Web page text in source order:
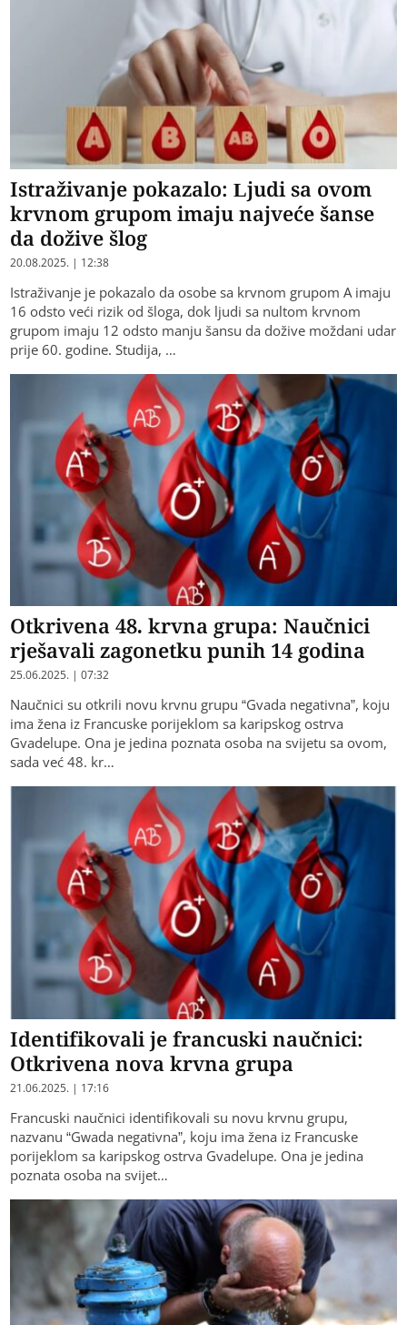
Istraživanje pokazalo: Ljudi sa ovom
krvnom grupom imaju najveće šanse
da dožive šlog
20.08.2025. | 12:38
Istraživanje je pokazalo da osobe sa krvnom grupom A imaju
16 odsto veći rizik od šloga, dok ljudi sa nultom krvnom
grupom imaju 12 odsto manju šansu da dožive moždani udar
prije 60. godine. Studija, …
Otkrivena 48. krvna grupa: Naučnici
rješavali zagonetku punih 14 godina
25.06.2025. | 07:32
Naučnici su otkrili novu krvnu grupu “Gvada negativna”, koju
ima žena iz Francuske porijeklom sa karipskog ostrva
Gvadelupe. Ona je jedina poznata osoba na svijetu sa ovom,
sada već 48. kr…
Identifikovali je francuski naučnici:
Otkrivena nova krvna grupa
21.06.2025. | 17:16
Francuski naučnici identifikovali su novu krvnu grupu,
nazvanu “Gwada negativna”, koju ima žena iz Francuske
porijeklom sa karipskog ostrva Gvadelupe. Ona je jedina
poznata osoba na svijet…